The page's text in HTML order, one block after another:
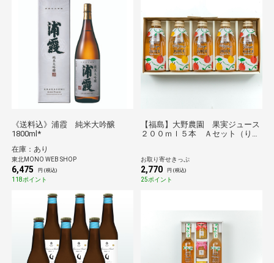
《送料込》浦霞 純米大吟醸
1800ml*
在庫：あり
東北MONO WEB SHOP
6,475 円 (税込)
118ポイント
【福島】大野農園 果実ジュース
２００ｍｌ５本 Ａセット（りん
お取り寄せきっぷ
2,770 円 (税込)
25ポイント